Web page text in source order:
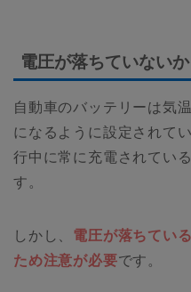
電圧が落ちていないか
自動車のバッテリーは気
になるように設定されて
行中に常に充電されてい
す。
しかし、 電圧が落ちてい
ため注意が必要です。